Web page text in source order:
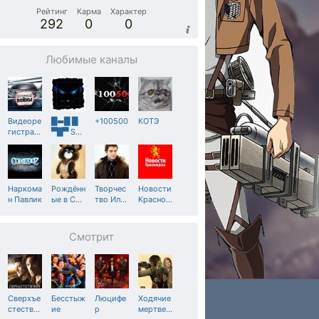
Рейтинг
292
Карма
0
Характер
0
Любимые каналы
Видеоре
гистра…
█▬█ █
▀█▀ S…
+100500 КОТЭ
Наркома
н Павлик
Рождённ
ые в С…
Творчес
тво Ил…
Новости
Красно…
Смотрит
Сверхъе
стеств…
Бесстыж
ие
Люцифе
р
Ходячие
мертве…